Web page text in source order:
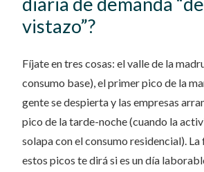
vistazo”?
Fíjate en tres cosas: el valle de la
consumo base), el primer pico de la
gente se despierta y las empresas
pico de la tarde-noche (cuando la
solapa con el consumo residencial).
estos picos te dirá si es un día